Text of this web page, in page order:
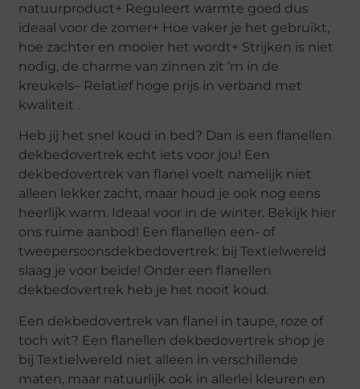
natuurproduct+ Reguleert warmte goed dus
ideaal voor de zomer+ Hoe vaker je het gebruikt,
hoe zachter en mooier het wordt+ Strijken is niet
nodig, de charme van zinnen zit ‘m in de
kreukels– Relatief hoge prijs in verband met
kwaliteit .
Heb jij het snel koud in bed? Dan is een flanellen
dekbedovertrek echt iets voor jou! Een
dekbedovertrek van flanel voelt namelijk niet
alleen lekker zacht, maar houd je ook nog eens
heerlijk warm. Ideaal voor in de winter. Bekijk hier
ons ruime aanbod! Een flanellen een- of
tweepersoonsdekbedovertrek: bij Textielwereld
slaag je voor beide! Onder een flanellen
dekbedovertrek heb je het nooit koud.
Een dekbedovertrek van flanel in taupe, roze of
toch wit? Een flanellen dekbedovertrek shop je
bij Textielwereld niet alleen in verschillende
maten, maar natuurlijk ook in allerlei kleuren en